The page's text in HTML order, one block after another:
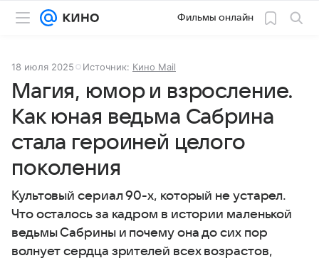
Фильмы онлайн
18 июля 2025 Источник: Кино Mail
Магия, юмор и взросление.
Как юная ведьма Сабрина
стала героиней целого
поколения
Культовый сериал 90-х, который не устарел.
Что осталось за кадром в истории маленькой
ведьмы Сабрины и почему она до сих пор
волнует сердца зрителей всех возрастов,